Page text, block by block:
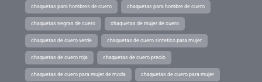
chaquetas para hombres de cuero chaquetas para hombre de cuero
chaquetas negras de cuero chaquetas de mujer de cuero
chaquetas de cuero verde chaquetas de cuero sintetico para mujer
chaquetas de cuero roja chaquetas de cuero precio
chaquetas de cuero para mujer de moda chaquetas de cuero para mujer